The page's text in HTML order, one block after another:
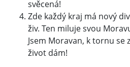
svěcená!
Zde každý kraj má nový
živ. Ten miluje svou
Jsem Moravan, k tornu se
život dám!